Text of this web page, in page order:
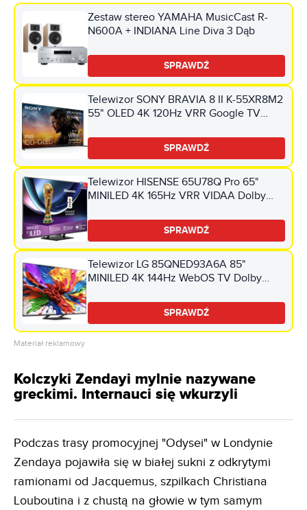
Zestaw stereo YAMAHA MusicCast R-
N600A + INDIANA Line Diva 3 Dąb
SPRAWDŹ
Telewizor SONY BRAVIA 8 II K-55XR8M2
55" OLED 4K 120Hz VRR Google TV
SPRAWDŹ
Telewizor HISENSE 65U78Q Pro 65"
MINILED 4K 165Hz VRR VIDAA Dolby
SPRAWDŹ
Telewizor LG 85QNED93A6A 85"
MINILED 4K 144Hz WebOS TV Dolby
SPRAWDŹ
Materiał reklamowy
Kolczyki Zendayi mylnie nazywane
greckimi. Internauci się wkurzyli
Podczas trasy promocyjnej "Odysei" w Londynie
Zendaya pojawiła się w białej sukni z odkrytymi
ramionami od Jacquemus, szpilkach Christiana
Louboutina i z chustą na głowie w tym samym